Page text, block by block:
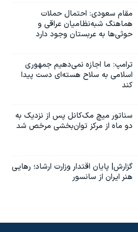
مقام سعودی: احتمال حملات
هماهنگ شبه‌نظامیان عراقی و
حوثی‌ها به عربستان وجود دارد
ترامپ: ما اجازه نمی‌دهیم جمهوری
اسلامی به سلاح هسته‌ای دست پیدا
کند
سناتور میچ مک‌کانل پس از نزدیک به
دو ماه از مرکز توان‌بخشی مرخص شد
گزارش| پایان اقتدار وزارت ارشاد؛ رهایی
هنر ایران از سانسور